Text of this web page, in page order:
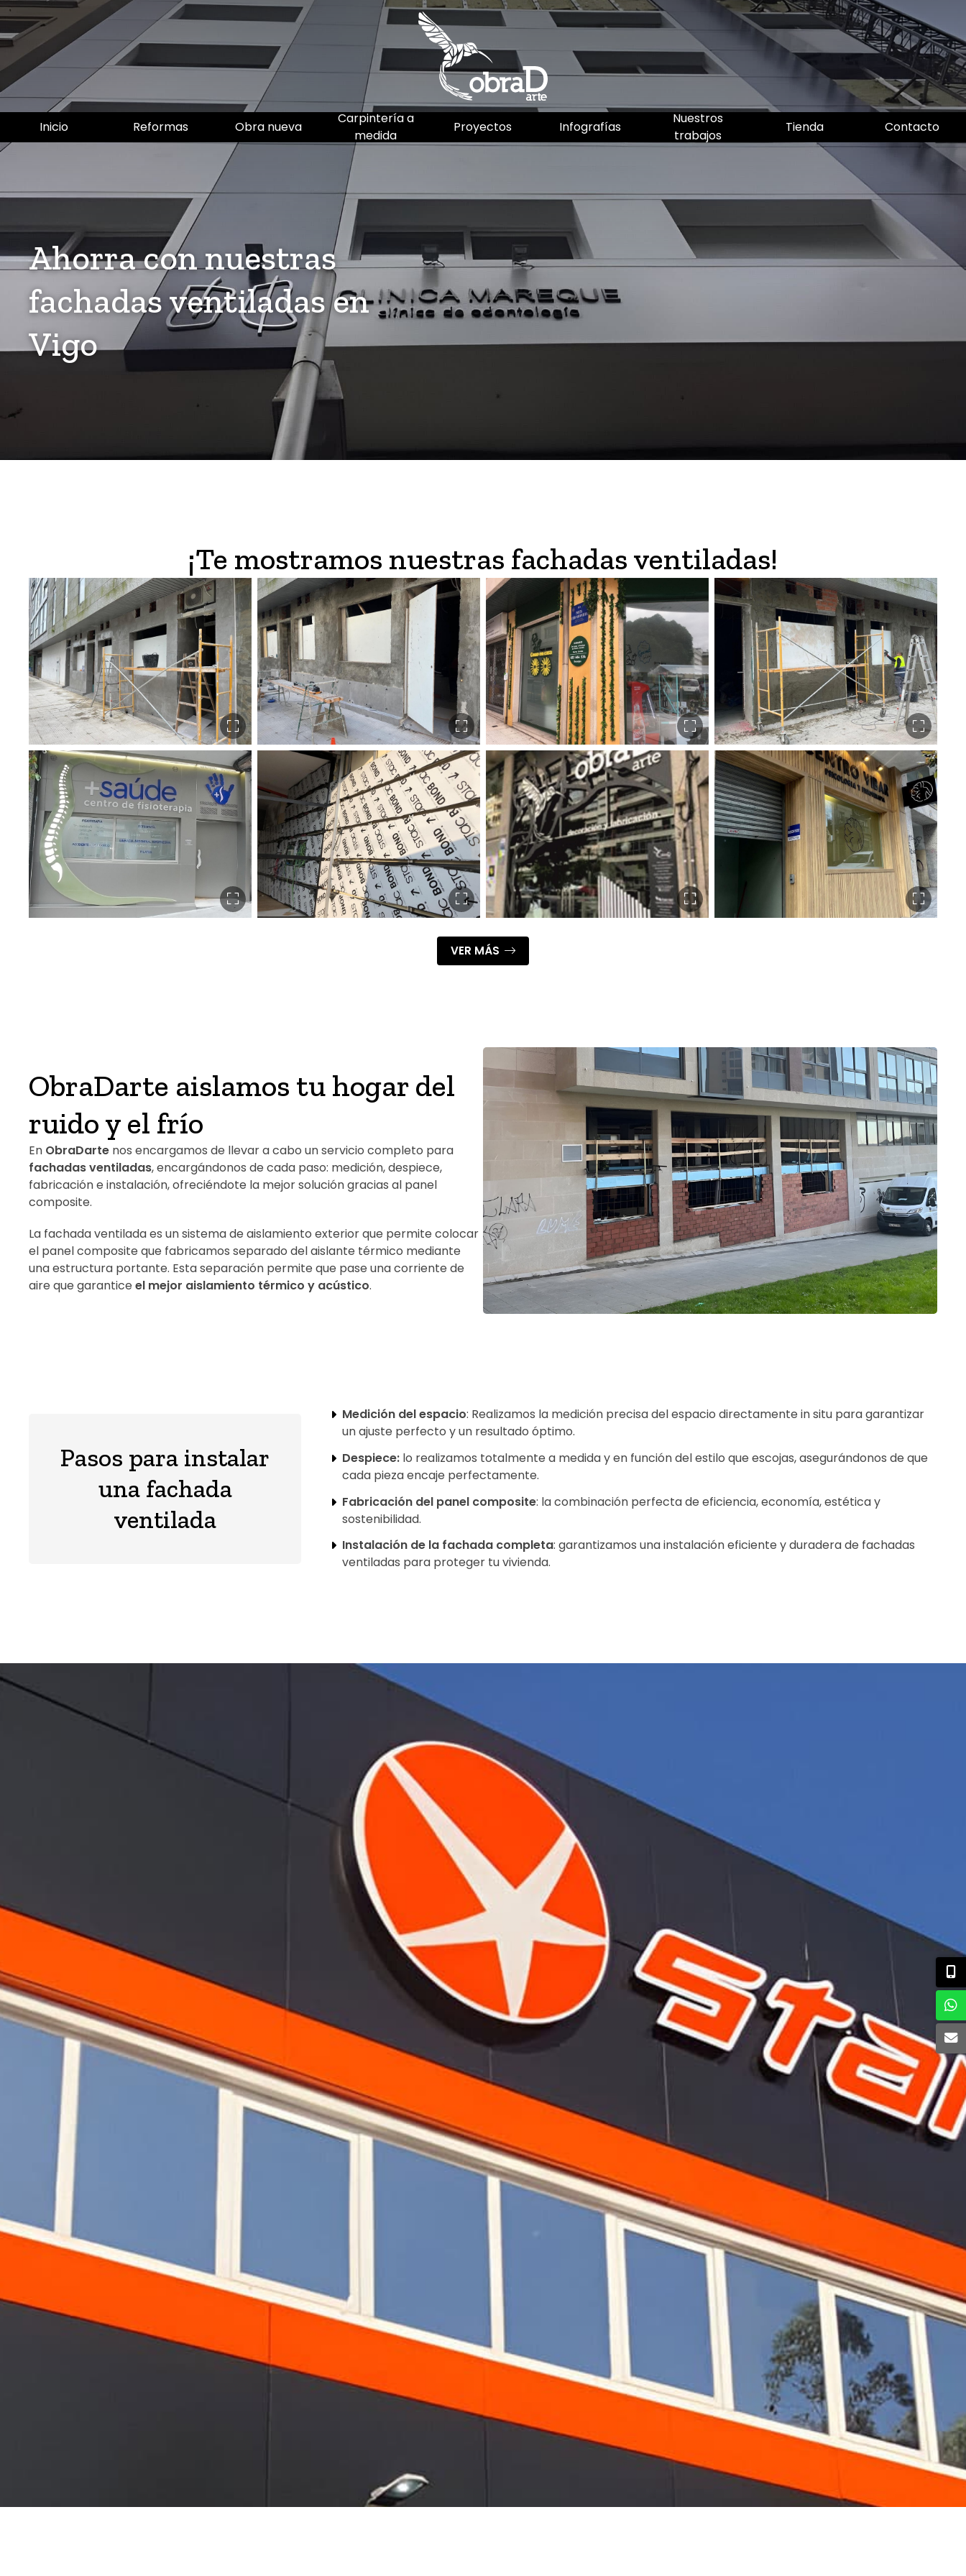
Inicio Reformas Obra nueva
Carpintería a
medida
Proyectos Infografías
Nuestros
trabajos
Tienda Contacto
Ahorra con nuestras
fachadas ventiladas en
Vigo
¡Te mostramos nuestras fachadas ventiladas!
VER MÁS
ObraDarte aislamos tu hogar del
ruido y el frío
En ObraDarte nos encargamos de llevar a cabo un servicio completo para
fachadas ventiladas, encargándonos de cada paso: medición, despiece,
fabricación e instalación, ofreciéndote la mejor solución gracias al panel
composite.
La fachada ventilada es un sistema de aislamiento exterior que permite colocar
el panel composite que fabricamos separado del aislante térmico mediante
una estructura portante. Esta separación permite que pase una corriente de
aire que garanticeel mejor aislamiento térmico y acústico.
Pasos para instalar
una fachada
ventilada
Medición del espacio: Realizamos la medición precisa del espacio directamente in situ para garantizar
un ajuste perfecto y un resultado óptimo.
Despiece:lo realizamos totalmente a medida y en función del estilo que escojas, asegurándonos de que
cada pieza encaje perfectamente.
Fabricación del panel composite: la combinación perfecta de eficiencia, economía, estética y
sostenibilidad.
Instalación de la fachada completa: garantizamos una instalación eficiente y duradera de fachadas
ventiladas para proteger tu vivienda.
ObraDarte, decoración y fabricación en Vigo
Estudio creativo enamorado de la decoración y la fabricación: impresión a gran formato, fachada ventilada, reformas, carpintería, rótulos...
986 241 837-630 936 447 (Urgencias) obradearte.gerencia@gmail.com
Área Interna